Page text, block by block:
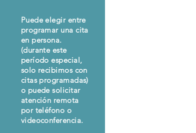
Puede elegir entre
programar una cita
en persona.
(durante este
período especial,
solo recibimos con
citas programadas)
o puede solicitar
atención remota
por teléfono o
videoconferencia.